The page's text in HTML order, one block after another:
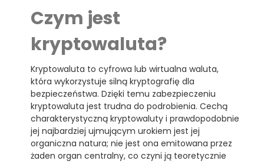
Czym jest
kryptowaluta?
Kryptowaluta to cyfrowa lub wirtualna waluta,
która wykorzystuje silną kryptografię dla
bezpieczeństwa. Dzięki temu zabezpieczeniu
kryptowaluta jest trudna do podrobienia. Cechą
charakterystyczną kryptowaluty i prawdopodobnie
jej najbardziej ujmującym urokiem jest jej
organiczna natura; nie jest ona emitowana przez
żaden organ centralny, co czyni ją teoretycznie